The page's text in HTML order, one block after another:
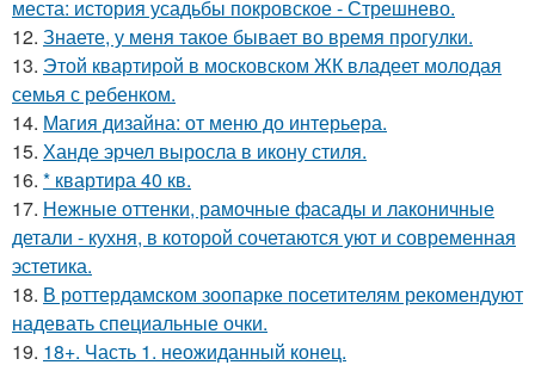
места: история усадьбы покровское - Стрешнево.
12. Знаете, у меня такое бывает во время прогулки.
13. Этой квартирой в московском ЖК владеет молодая
семья с ребенком.
14. Магия дизайна: от меню до интерьера.
15. Ханде эрчел выросла в икону стиля.
16. * квартира 40 кв.
17. Нежные оттенки, рамочные фасады и лаконичные
детали - кухня, в которой сочетаются уют и современная
эстетика.
18. В роттердамском зоопарке посетителям рекомендуют
надевать специальные очки.
19. 18+. Часть 1. неожиданный конец.